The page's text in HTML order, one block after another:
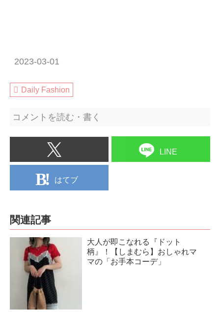
2023-03-01
Daily Fashion
コメントを読む・書く
LINE
はてブ
関連記事
大人が即こなれる『ドット
柄』！【しまむら】おしゃれマ
マの「お手本コーデ」